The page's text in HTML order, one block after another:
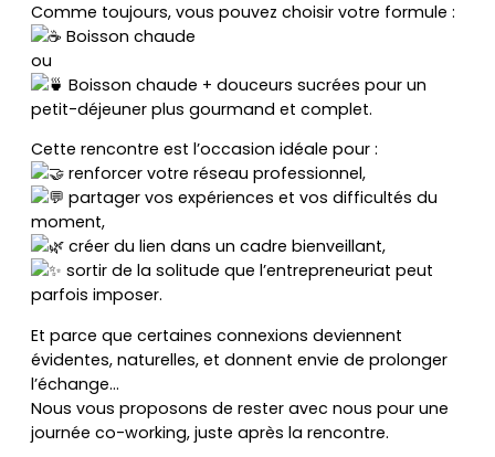
Comme toujours, vous pouvez choisir votre formule :
Boisson chaude
ou
Boisson chaude + douceurs sucrées pour un
petit-déjeuner plus gourmand et complet.
Cette rencontre est l’occasion idéale pour :
renforcer votre réseau professionnel,
partager vos expériences et vos difficultés du
moment,
créer du lien dans un cadre bienveillant,
sortir de la solitude que l’entrepreneuriat peut
parfois imposer.
Et parce que certaines connexions deviennent
évidentes, naturelles, et donnent envie de prolonger
l’échange…
Nous vous proposons de rester avec nous pour une
journée co-working, juste après la rencontre.